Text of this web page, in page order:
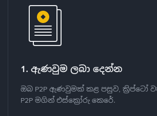
1. ඇණවුම ලබා දෙන්න
ඔබ P2P ඇණවුමක් කළ පසුව, ක්‍රිප්ටෝ
P2P මගින් එස්ක්‍රෝරු කෙරේ.